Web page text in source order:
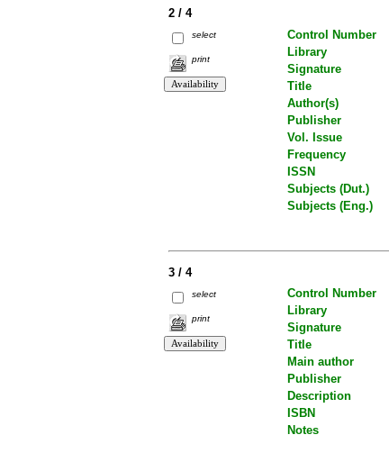
2 / 4
select
print
Control Number
Library
Signature
Title
Author(s)
Publisher
Vol. Issue
Frequency
ISSN
Subjects (Dut.)
Subjects (Eng.)
3 / 4
select
print
Control Number
Library
Signature
Title
Main author
Publisher
Description
ISBN
Notes